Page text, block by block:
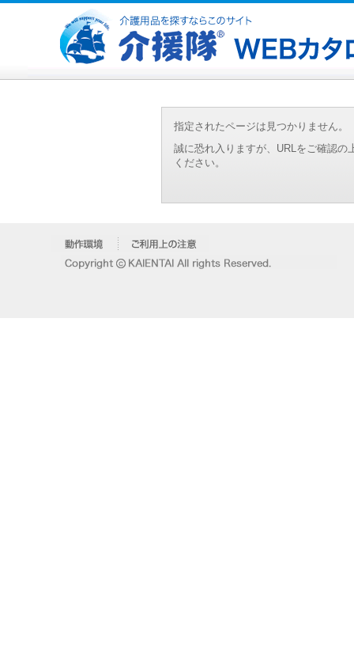
指定されたページは見つかりません。
誠に恐れ入りますが、URLをご確認
ください。